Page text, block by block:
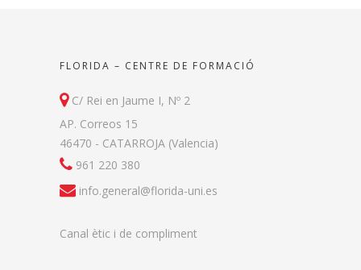
FLORIDA – CENTRE DE FORMACIÓ
C/ Rei en Jaume I, Nº 2
AP. Correos 15
46470 - CATARROJA (Valencia)
961 220 380
info.general@florida-uni.es
Canal ètic i de compliment